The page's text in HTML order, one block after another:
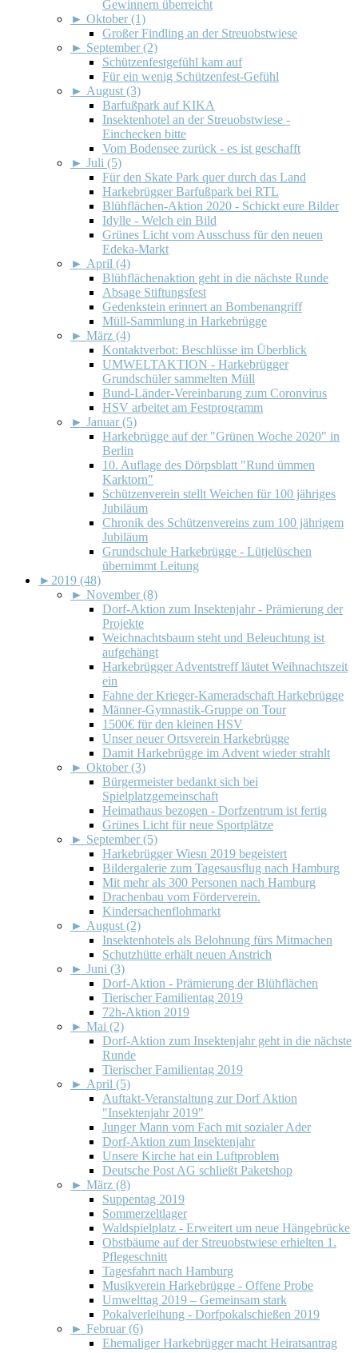
Gewinnern überreicht
► Oktober (1)
Großer Findling an der Streuobstwiese
► September (2)
Schützenfestgefühl kam auf
Für ein wenig Schützenfest-Gefühl
► August (3)
Barfußpark auf KIKA
Insektenhotel an der Streuobstwiese -
Einchecken bitte
Vom Bodensee zurück - es ist geschafft
► Juli (5)
Für den Skate Park quer durch das Land
Harkebrügger Barfußpark bei RTL
Blühflächen-Aktion 2020 - Schickt eure Bilder
Idylle - Welch ein Bild
Grünes Licht vom Ausschuss für den neuen
Edeka-Markt
► April (4)
Blühflächenaktion geht in die nächste Runde
Absage Stiftungsfest
Gedenkstein erinnert an Bombenangriff
Müll-Sammlung in Harkebrügge
► März (4)
Kontaktverbot: Beschlüsse im Überblick
UMWELTAKTION - Harkebrügger
Grundschüler sammelten Müll
Bund-Länder-Vereinbarung zum Coronvirus
HSV arbeitet am Festprogramm
► Januar (5)
Harkebrügge auf der "Grünen Woche 2020" in
Berlin
10. Auflage des Dörpsblatt "Rund ümmen
Karktorn"
Schützenverein stellt Weichen für 100 jähriges
Jubiläum
Chronik des Schützenvereins zum 100 jährigem
Jubiläum
Grundschule Harkebrügge - Lütjelüschen
übernimmt Leitung
► 2019 (48)
► November (8)
Dorf-Aktion zum Insektenjahr - Prämierung der
Projekte
Weichnachtsbaum steht und Beleuchtung ist
aufgehängt
Harkebrügger Adventstreff läutet Weihnachtszeit
ein
Fahne der Krieger-Kameradschaft Harkebrügge
Männer-Gymnastik-Gruppe on Tour
1500€ für den kleinen HSV
Unser neuer Ortsverein Harkebrügge
Damit Harkebrügge im Advent wieder strahlt
► Oktober (3)
Bürgermeister bedankt sich bei
Spielplatzgemeinschaft
Heimathaus bezogen - Dorfzentrum ist fertig
Grünes Licht für neue Sportplätze
► September (5)
Harkebrügger Wiesn 2019 begeistert
Bildergalerie zum Tagesausflug nach Hamburg
Mit mehr als 300 Personen nach Hamburg
Drachenbau vom Förderverein.
Kindersachenflohmarkt
► August (2)
Insektenhotels als Belohnung fürs Mitmachen
Schutzhütte erhält neuen Anstrich
► Juni (3)
Dorf-Aktion - Prämierung der Blühflächen
Tierischer Familientag 2019
72h-Aktion 2019
► Mai (2)
Dorf-Aktion zum Insektenjahr geht in die nächste
Runde
Tierischer Familientag 2019
► April (5)
Auftakt-Veranstaltung zur Dorf Aktion
"Insektenjahr 2019"
Junger Mann vom Fach mit sozialer Ader
Dorf-Aktion zum Insektenjahr
Unsere Kirche hat ein Luftproblem
Deutsche Post AG schließt Paketshop
► März (8)
Suppentag 2019
Sommerzeltlager
Waldspielplatz - Erweitert um neue Hängebrücke
Obstbäume auf der Streuobstwiese erhielten 1.
Pflegeschnitt
Tagesfahrt nach Hamburg
Musikverein Harkebrügge - Offene Probe
Umwelttag 2019 – Gemeinsam stark
Pokalverleihung - Dorfpokalschießen 2019
► Februar (6)
Ehemaliger Harkebrügger macht Heiratsantrag